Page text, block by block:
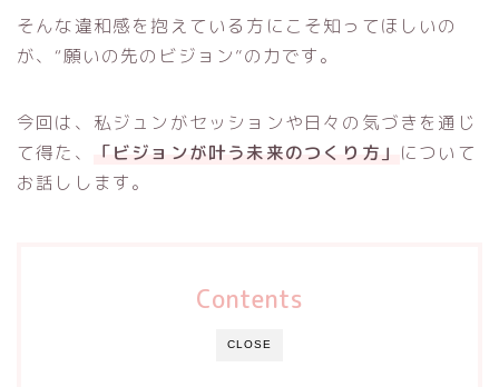
そんな違和感を抱えている方にこそ知ってほしいの
が、“願いの先のビジョン”の力です。
今回は、私ジュンがセッションや日々の気づきを通じ
て得た、
「ビジョンが叶う未来のつくり方」 について
お話しします。
CLOSE
Contents